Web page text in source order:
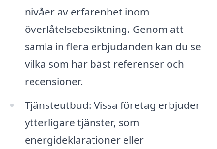
nivåer av erfarenhet inom
överlåtelsebesiktning. Genom att
samla in flera erbjudanden kan du se
vilka som har bäst referenser och
recensioner.
Tjänsteutbud: Vissa företag erbjuder
ytterligare tjänster, som
energideklarationer eller